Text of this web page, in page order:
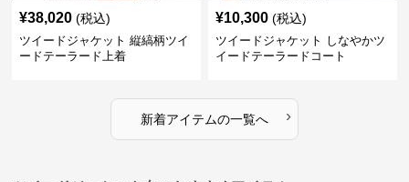
¥38,020 (税込)
ツイードジャケット 縦縞柄ツイ
ードテーラード上着
¥10,300 (税込)
ツイードジャケット しなやかツ
イードテーラードコート
新着アイテムの一覧へ ›